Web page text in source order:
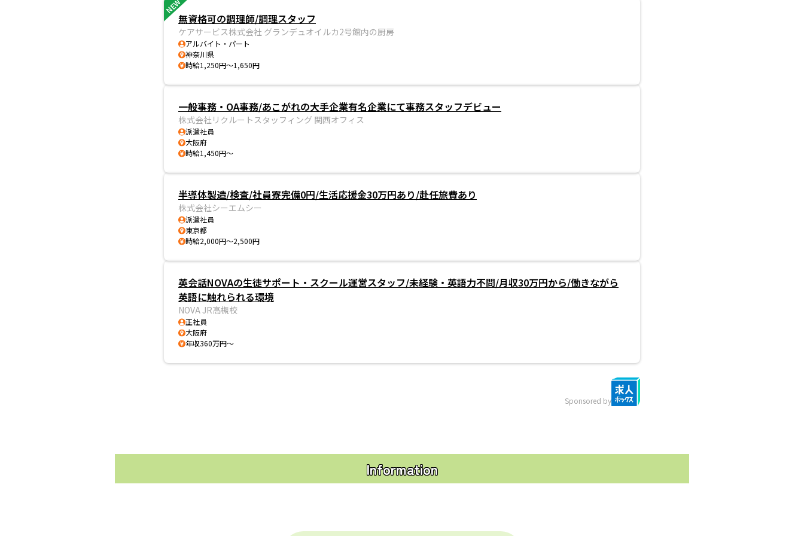
NEW
無資格可の調理師/調理スタッフ
ケアサービス株式会社 グランデュオイルカ2号館内の厨房
アルバイト・パート
神奈川県
時給1,250円～1,650円
一般事務・OA事務/あこがれの大手企業有名企業にて事務スタッフデビュー
株式会社リクルートスタッフィング 関西オフィス
派遣社員
大阪府
時給1,450円～
半導体製造/検査/社員寮完備0円/生活応援金30万円あり/赴任旅費あり
株式会社シーエムシー
派遣社員
東京都
時給2,000円～2,500円
英会話NOVAの生徒サポート・スクール運営スタッフ/未経験・英語力不問/月収30万円から/働きながら
英語に触れられる環境
NOVA JR高槻校
正社員
大阪府
年収360万円～
Sponsored by
Information